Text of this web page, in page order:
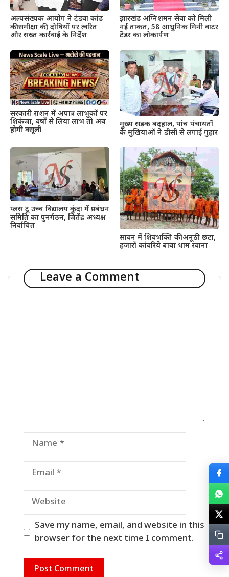
अल्पसंख्यक आयोग ने टंडवा कांड
की समीक्षा की, दोषियों पर त्वरित
और सख्त कार्रवाई के निर्देश
झारखंड अग्निशमन सेवा को मिली
नई ताकत, 58 आधुनिक मिनी वाटर
टेंडर का लोकार्पण
सरकारी राशन में अपात्र लाभुकों पर
शिकंजा, वर्षों से लिया लाभ तो अब
होगी वसूली
मुख्य सड़क बदहाल, पांच पंचायतों
के मुखियाओं ने डीसी से लगाई गुहार
प्लस टू उच्च विद्यालय कुंदा में प्रबंधन
समिति का पुनर्गठन, जितेंद्र अध्यक्ष
निर्वाचित
सावन में शिवभक्ति की अनूठी छटा,
हजारों कांवरिये बाबा धाम रवाना
Leave a Comment
Name
Email
Website
Save my name, email, and website in this
browser for the next time I comment.